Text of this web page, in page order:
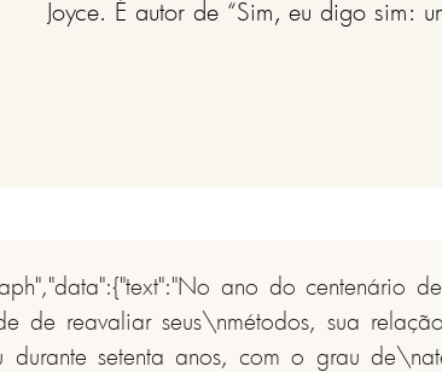
Joyce. É autor de “Sim, eu digo sim:
de “Latim em pó: um passeio pela
ano do centenário
de reavaliar seus\nmétodos, sua
setenta anos, com o grau